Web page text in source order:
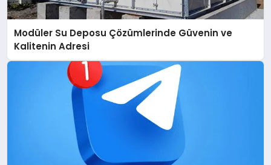
Modüler Su Deposu Çözümlerinde Güvenin ve
Kalitenin Adresi